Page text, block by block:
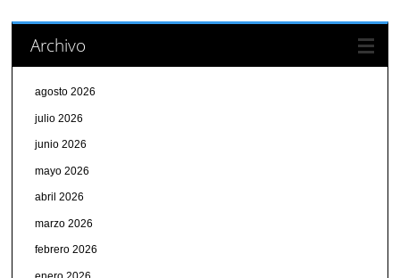
Archivo
agosto 2026
julio 2026
junio 2026
mayo 2026
abril 2026
marzo 2026
febrero 2026